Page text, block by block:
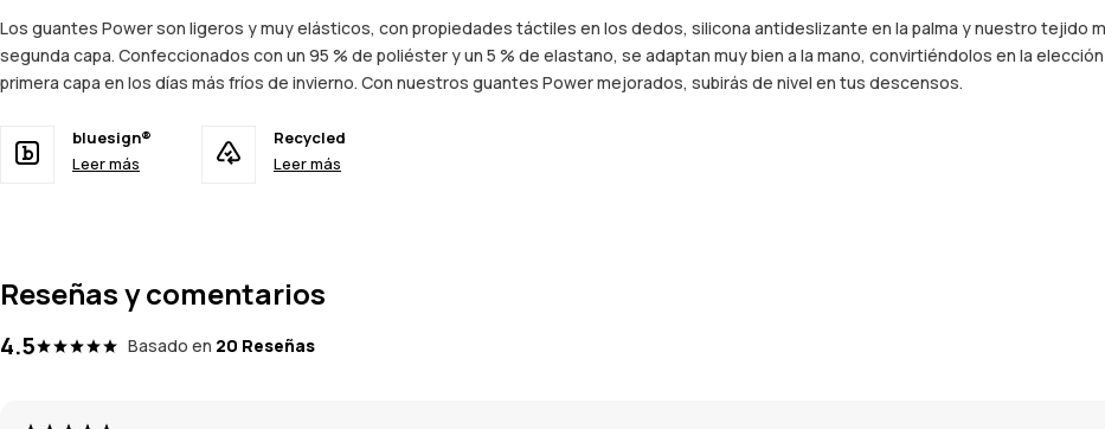
Los guantes Power son ligeros y muy elásticos, con propiedades táctiles en los dedos, silicona antideslizante en la palma y nuestro tejido
segunda capa. Confeccionados con un 95 % de poliéster y un 5 % de elastano, se adaptan muy bien a la mano, convirtiéndolos en la
primera capa en los días más fríos de invierno. Con nuestros guantes Power mejorados, subirás de nivel en tus descensos.
bluesign®
Leer más
Recycled
Leer más
Reseñas y comentarios
4.5 Basado en 20 Reseñas